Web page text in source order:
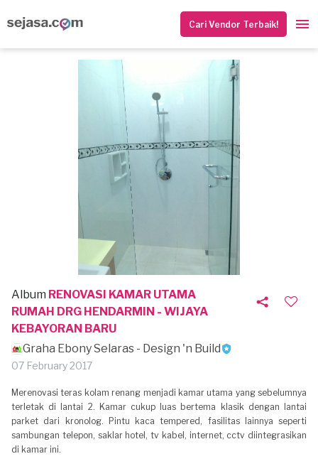
Cari Vendor Terbaik!
Album RENOVASI KAMAR UTAMA
RUMAH DRG HENDARMIN - WIJAYA
KEBAYORAN BARU
Graha Ebony Selaras - Design 'n Build
07 February 2017
Merenovasi teras kolam renang menjadi kamar utama yang sebelumnya
terletak di lantai 2. Kamar cukup luas bertema klasik dengan lantai
parket dari kronolog. Pintu kaca tempered, fasilitas lainnya seperti
sambungan telepon, saklar hotel, tv kabel, internet, cctv diintegrasikan
di kamar ini.